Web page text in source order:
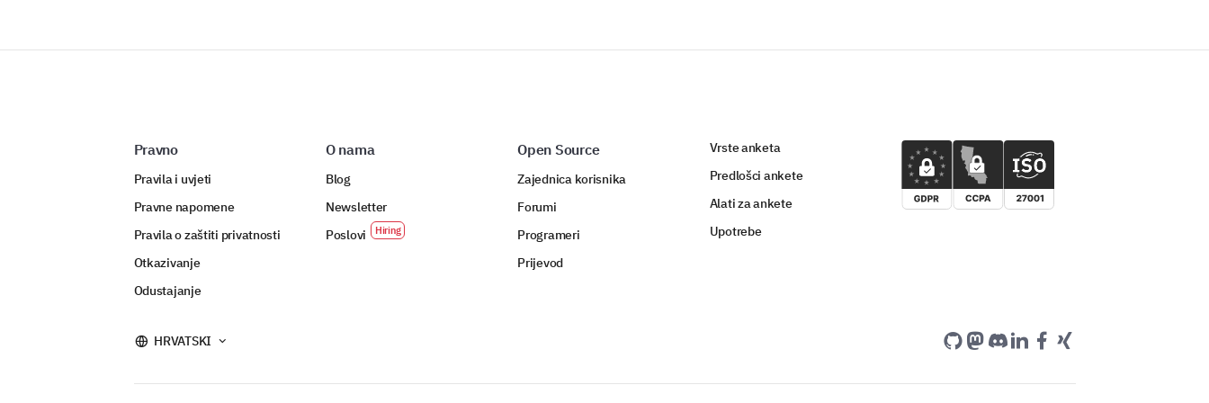
Pravno
Pravila i uvjeti
Pravne napomene
Pravila o zaštiti privatnosti
Otkazivanje
Odustajanje
O nama
Blog
Newsletter
Poslovi
Open Source
Zajednica korisnika
Forumi
Programeri
Prijevod
Vrste anketa
Predlošci ankete
Alati za ankete
Upotrebe
HRVATSKI